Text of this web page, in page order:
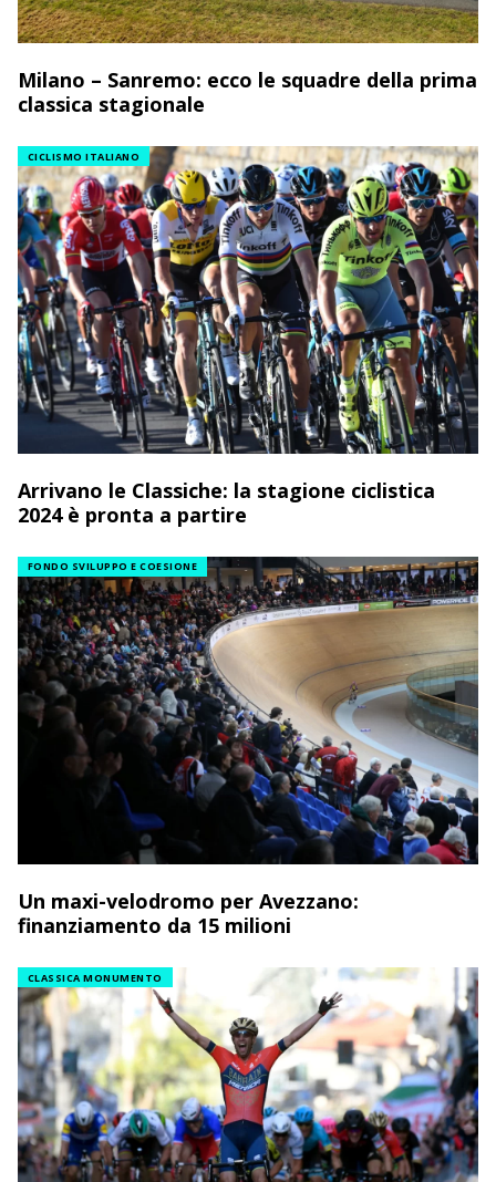
Milano – Sanremo: ecco le squadre della prima
classica stagionale
CICLISMO ITALIANO
Arrivano le Classiche: la stagione ciclistica
2024 è pronta a partire
FONDO SVILUPPO E COESIONE
Un maxi-velodromo per Avezzano:
finanziamento da 15 milioni
CLASSICA MONUMENTO